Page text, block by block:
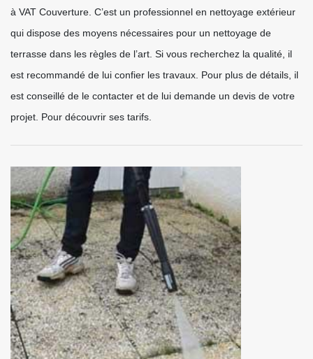
à VAT Couverture. C’est un professionnel en nettoyage extérieur
qui dispose des moyens nécessaires pour un nettoyage de
terrasse dans les règles de l’art. Si vous recherchez la qualité, il
est recommandé de lui confier les travaux. Pour plus de détails, il
est conseillé de le contacter et de lui demande un devis de votre
projet. Pour découvrir ses tarifs.